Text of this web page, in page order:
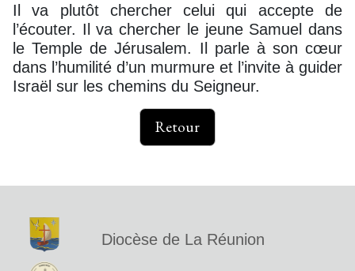
Il va plutôt chercher celui qui accepte de
l’écouter. Il va chercher le jeune Samuel dans
le Temple de Jérusalem. Il parle à son cœur
dans l’humilité d’un murmure et l’invite à guider
Israël sur les chemins du Seigneur.
Retour
Diocèse de La Réunion